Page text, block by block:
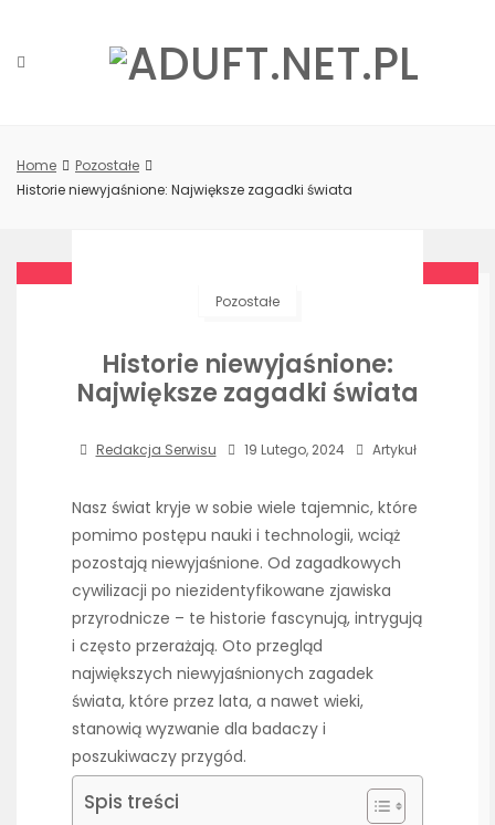
treści
Home
Pozostałe
Historie niewyjaśnione: Największe zagadki świata
Pozostałe
Historie niewyjaśnione:
Największe zagadki świata
Redakcja Serwisu 19 Lutego, 2024 Artykuł
Nasz świat kryje w sobie wiele tajemnic, które
pomimo postępu nauki i technologii, wciąż
pozostają niewyjaśnione. Od zagadkowych
cywilizacji po niezidentyfikowane zjawiska
przyrodnicze – te historie fascynują, intrygują
i często przerażają. Oto przegląd
największych niewyjaśnionych zagadek
świata, które przez lata, a nawet wieki,
stanowią wyzwanie dla badaczy i
poszukiwaczy przygód.
Spis treści